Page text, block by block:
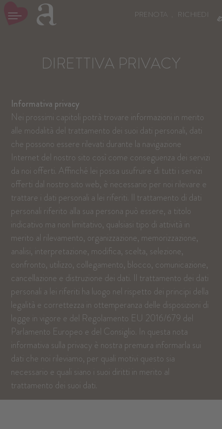
PRENOTA RICHIEDI
DIRETTIVA PRIVACY
Informativa privacy
Nei prossimi capitoli potrà trovare informazioni in merito
alle modalità del trattamento dei suoi dati personali, dati
che possono essere rilevati durante la navigazione
Internet del nostro sito così come conseguenza dei servizi
da noi offerti. Affinché lei possa usufruire di tutti i servizi
offerti dal nostro sito web, è necessario per noi rilevare e
trattare i dati personali a lei riferiti. Il trattamento di dati
personali riferito alla sua persona può essere, a titolo
indicativo ma non limitativo, qualsiasi tipo di attività in
merito al rilevamento, organizzazione, memorizzazione,
analisi, interpretazione, modifica, scelta, selezione,
confronto, utilizzo, collegamento, blocco, comunicazione,
cancellazione e distruzione dei dati. Il trattamento dei dati
personali a lei riferiti ha luogo nel rispetto dei principi della
legalità e correttezza in ottemperanza delle disposizioni di
legge in vigore e del Regolamento EU 2016/679 del
Parlamento Europeo e del Consiglio. In questa nota
informativa sulla privacy è nostra premura informarla sui
dati che noi rileviamo, per quali motivi questo sia
necessario e quali siano i suoi diritti in merito al
trattamento dei suoi dati.